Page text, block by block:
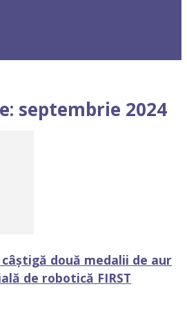
septembrie 2024
două medalii de aur
de robotică FIRST